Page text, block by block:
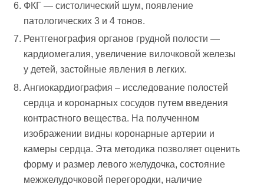
ФКГ — систолический шум, появление
патологических 3 и 4 тонов.
Рентгенография органов грудной полости —
кардиомегалия, увеличение вилочковой железы
у детей, застойные явления в легких.
Ангиокардиография – исследование полостей
сердца и коронарных сосудов путем введения
контрастного вещества. На полученном
изображении видны коронарные артерии и
камеры сердца. Эта методика позволяет оценить
форму и размер левого желудочка, состояние
межжелудочковой перегородки, наличие